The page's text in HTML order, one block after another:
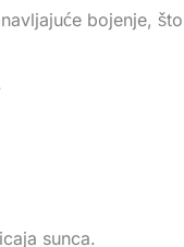
bojenje, što
sunca.